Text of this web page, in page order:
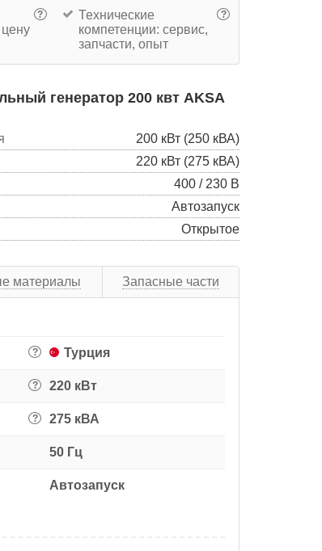
? ?
Технические
компетенции: сервис,
запчасти, опыт
генератор 200 квт AKSA
200 кВт (250 кВА)
220 кВт (275 кВА)
400 / 230 В
Автозапуск
Открытое
материалы Запасные части
? Турция
? 220 кВт
? 275 кВА
50 Гц
Автозапуск